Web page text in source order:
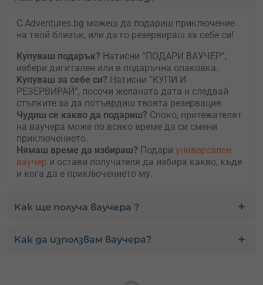
С Adventures.bg можеш да подариш приключение
на твой близък, или да го резервираш за себе си!
Купуваш подарък? Натисни “ПОДАРИ ВАУЧЕР”,
избери дигитален или в подаръчна опаковка.
Kупуваш за себе си? Натисни “КУПИ И
РЕЗЕРВИРАЙ”, посочи желаната дата и следвай
стъпките за да потъврдиш твоята резервация.
Чудиш се какво да подариш? Споко, притежателят
на ваучера може по всяко време да си смени
приключението.
Нямаш време да избираш? Подари универсален
ваучер и остави получателя да избира какво, къде
и кога да е приключението му.
Как ще получа ваучера ?
Как да използвам ваучера?